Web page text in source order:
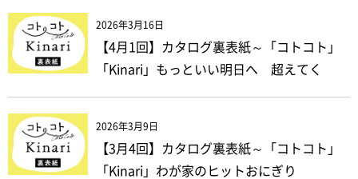
2026年3月16日
【4月1回】カタログ裏表紙～「コトコト」
「Kinari」もっといい明日へ 超えてく
2026年3月9日
【3月4回】カタログ裏表紙～「コトコト」
「Kinari」わが家のヒットおにぎり